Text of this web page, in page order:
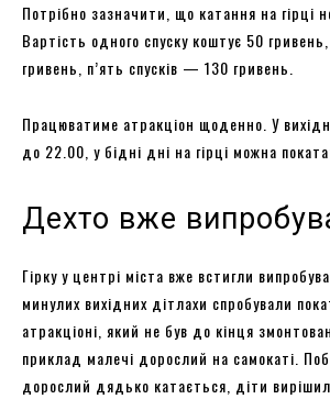
Потрібно зазначити, що катання на гірці
Вартість одного спуску коштує 50
гривень, п’ять спусків — 130 гривень.
Працюватиме атракціон щоденно. У
до 22.00, у бідні дні на гірці можна
Дехто вже
Гірку у центрі міста вже встигли
минулих вихідних дітлахи спробували
атракціоні, який не був до кінця
приклад малечі дорослий на самокаті.
дорослий дядько катається, діти